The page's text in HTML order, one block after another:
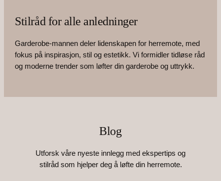
Stilråd for alle anledninger
Garderobe-mannen deler lidenskapen for herremote, med
fokus på inspirasjon, stil og estetikk. Vi formidler tidløse råd
og moderne trender som løfter din garderobe og uttrykk.
Blog
Utforsk våre nyeste innlegg med ekspertips og
stilråd som hjelper deg å løfte din herremote.